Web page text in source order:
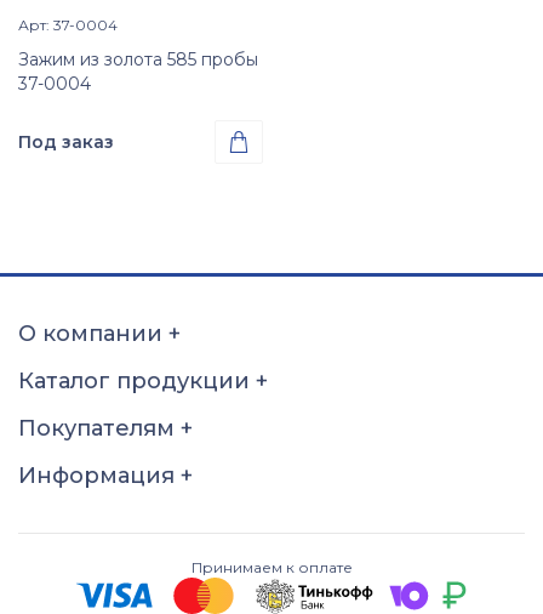
 Просмотр изделия
Арт: 37-0004
Зажим из золота 585 пробы
37-0004
Под заказ 
О компании +
Каталог продукции +
Покупателям +
Информация +
Принимаем к оплате